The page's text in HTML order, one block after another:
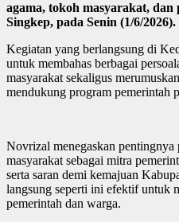
agama, tokoh masyarakat,
Singkep, pada Senin (1/6/2026).
Kegiatan yang berlangsung di
untuk membahas berbagai
masyarakat sekaligus
mendukung program pemerintah
Novrizal menegaskan pentingnya
masyarakat sebagai mitra
serta saran demi kemajuan
langsung seperti ini efektif untuk
pemerintah dan warga.